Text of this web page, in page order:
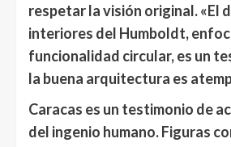
respetar la visión original. «El
interiores del Humboldt,
funcionalidad circular, es un
la buena arquitectura es
Caracas es un testimonio de
del ingenio humano. Figuras